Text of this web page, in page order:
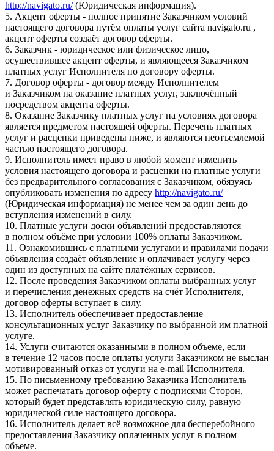
http://navigato.ru/(Юридическая информация).
5. Акцепт оферты - полное принятие Заказчиком условий
настоящего договора путём оплаты услуг сайта navigato.ru ,
акцепт оферты создаёт договор оферты.
6. Заказчик - юридическое или физическое лицо,
осуществившее акцепт оферты, и являющееся Заказчиком
платных услуг Исполнителя по договору оферты.
7. Договор оферты - договор между Исполнителем
и Заказчиком на оказание платных услуг, заключённый
посредством акцепта оферты.
8. Оказание Заказчику платных услуг на условиях договора
является предметом настоящей оферты. Перечень платных
услуг и расценки приведены ниже, и являются неотъемлемой
частью настоящего договора.
9. Исполнитель имеет право в любой момент изменить
условия настоящего договора и расценки на платные услуги
без предварительного согласования с Заказчиком, обязуясь
опубликовать изменения по адресу http://navigato.ru/
(Юридическая информация) не менее чем за один день до
вступления изменений в силу.
10. Платные услуги доски объявлений предоставляются
в полном объёме при условии 100% оплаты Заказчиком.
11. Ознакомившись с платными услугами и правилами подачи
объявления создаёт объявление и оплачивает услугу через
один из доступных на сайте платёжных сервисов.
12. После проведения Заказчиком оплаты выбранных услуг
и перечисления денежных средств на счёт Исполнителя,
договор оферты вступает в силу.
13. Исполнитель обеспечивает предоставление
консультационных услуг Заказчику по выбранной им платной
услуге.
14. Услуги считаются оказанными в полном объеме, если
в течение 12 часов после оплаты услуги Заказчиком не выслан
мотивированный отказ от услуги на e-mail Исполнителя.
15. По письменному требованию Заказчика Исполнитель
может распечатать договор оферту с подписями Сторон,
который будет представлять юридическую силу, равную
юридической силе настоящего договора.
16. Исполнитель делает всё возможное для бесперебойного
предоставления Заказчику оплаченных услуг в полном
объеме.